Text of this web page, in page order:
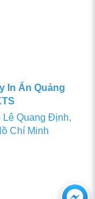
In Ấn Quảng
Lê Quang Định,
Chí Minh